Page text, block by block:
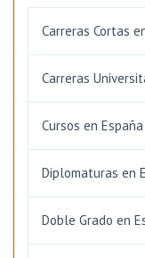
Carreras Cortas
Carreras
Cursos en España
Diplomaturas en
Doble Grado en